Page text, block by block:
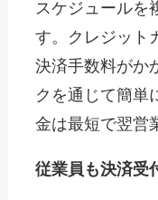
スケジュールを
す。クレジット
決済手数料がか
クを通じて簡単
金は最短で翌営
従業員も決済受